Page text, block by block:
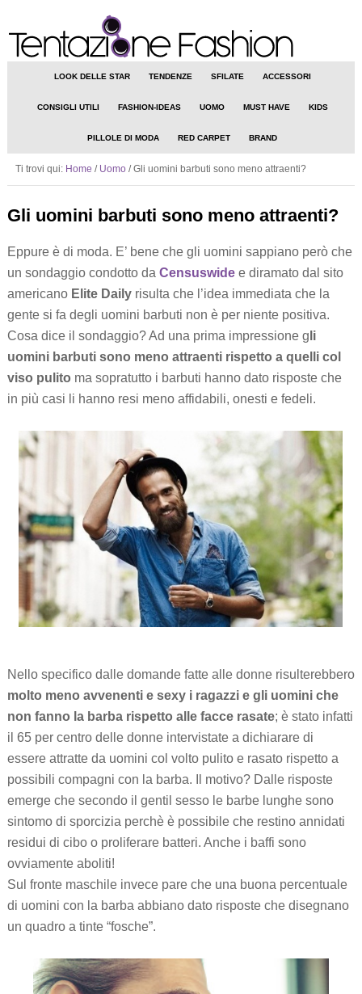
LOOK DELLE STAR TENDENZE SFILATE ACCESSORI
CONSIGLI UTILI FASHION-IDEAS UOMO MUST HAVE KIDS
PILLOLE DI MODA RED CARPET BRAND
Ti trovi qui: Home / Uomo /Gli uomini barbuti sono meno attraenti?
Gli uomini barbuti sono meno attraenti?
Eppure è di moda. E’ bene che gli uomini sappiano però che
un sondaggio condotto da Censuswide e diramato dal sito
americano Elite Dailyrisulta che l’idea immediata che la
gente si fa degli uomini barbuti non è per niente positiva.
Cosa dice il sondaggio? Ad una prima impressione g li
uomini barbuti sono meno attraenti rispetto a quelli col
viso pulito ma sopratutto i barbuti hanno dato risposte che
in più casi li hanno resi meno affidabili, onesti e fedeli.
Nello specifico dalle domande fatte alle donne risulterebbero
molto meno avvenenti e sexy i ragazzi e gli uomini che
non fanno la barba rispetto alle facce rasate; è stato infatti
il 65 per centro delle donne intervistate a dichiarare di
essere attratte da uomini col volto pulito e rasato rispetto a
possibili compagni con la barba. Il motivo? Dalle risposte
emerge che secondo il gentil sesso le barbe lunghe sono
sintomo di sporcizia perchè è possibile che restino annidati
residui di cibo o proliferare batteri. Anche i baffi sono
ovviamente aboliti!
Sul fronte maschile invece pare che una buona percentuale
di uomini con la barba abbiano dato risposte che disegnano
un quadro a tinte “fosche”.